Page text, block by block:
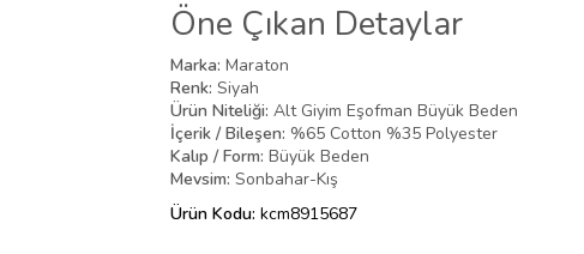
Öne Çıkan Detaylar
Marka: Maraton
Renk: Siyah
Ürün Niteliği: Alt Giyim Eşofman Büyük Beden
İçerik / Bileşen: %65 Cotton %35 Polyester
Kalıp / Form: Büyük Beden
Mevsim: Sonbahar-Kış
Ürün Kodu: kcm8915687